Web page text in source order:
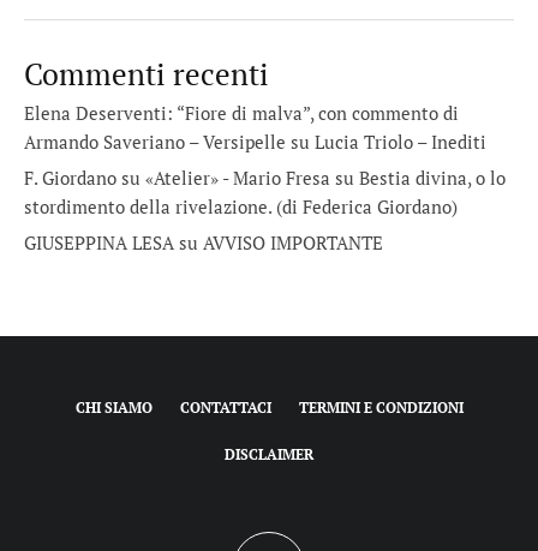
Commenti recenti
Elena Deserventi: “Fiore di malva”, con commento di
Armando Saveriano – Versipelle su Lucia Triolo – Inediti
F. Giordano su «Atelier» - Mario Fresa su Bestia divina, o lo
stordimento della rivelazione. (di Federica Giordano)
GIUSEPPINA LESA su AVVISO IMPORTANTE
CHI SIAMO CONTATTACI TERMINI E CONDIZIONI
DISCLAIMER